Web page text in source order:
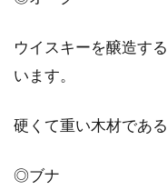
ウイスキーを醸造す
います。
硬くて重い木材であ
◎ブナ